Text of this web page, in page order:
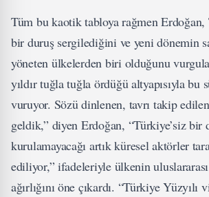
Tüm bu kaotik tabloya rağmen Erdoğan,
bir duruş sergilediğini ve yeni dönemin
yöneten ülkelerden biri olduğunu
yıldır tuğla tuğla ördüğü altyapısıyla bu
vuruyor. Sözü dinlenen, tavrı takip
geldik,” diyen Erdoğan, “Türkiye’siz bir
kurulamayacağı artık küresel aktörler
ediliyor,” ifadeleriyle ülkenin
ağırlığını öne çıkardı. “Türkiye Yüzyılı